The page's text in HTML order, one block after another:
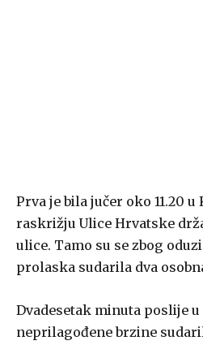
Prva je bila jučer oko 11.20
raskrižju Ulice Hrvatske
ulice. Tamo su se zbog
prolaska sudarila dva
Dvadesetak minuta poslije u
neprilagođene brzine